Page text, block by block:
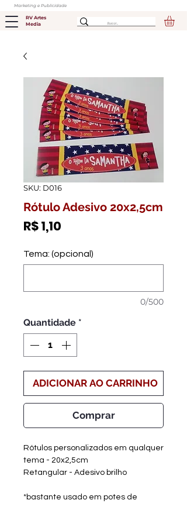
Marketing e Publicidade
RV Artes
Media
SKU: D016
Rótulo Adesivo 20x2,5cm
R$ 1,10
Tema: (opcional)
0/500
Quantidade *
ADICIONAR AO CARRINHO
Comprar
Rótulos personalizados em qualquer
tema - 20x2,5cm
Retangular - Adesivo brilho
*bastante usado em potes de